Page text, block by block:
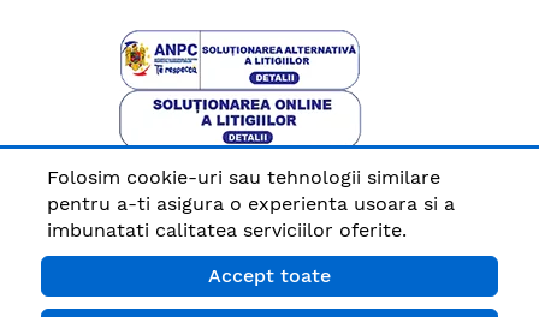
Plata sigura cu
Folosim cookie-uri sau tehnologii similare
pentru a-ti asigura o experienta usoara si a
imbunatati calitatea serviciilor oferite.
Accept toate